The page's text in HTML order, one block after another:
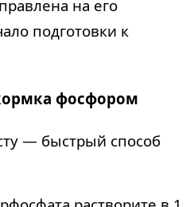
на его
подготовки к
фосфором
— быстрый способ